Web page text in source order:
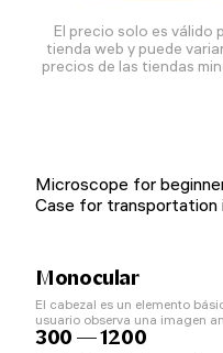
El precio solo es válido
tienda web y puede
precios de las tiendas
Microscope for
Case for transportation
Monocular
El cabezal es un elemento
usuario observa una imagen
300 — 1200